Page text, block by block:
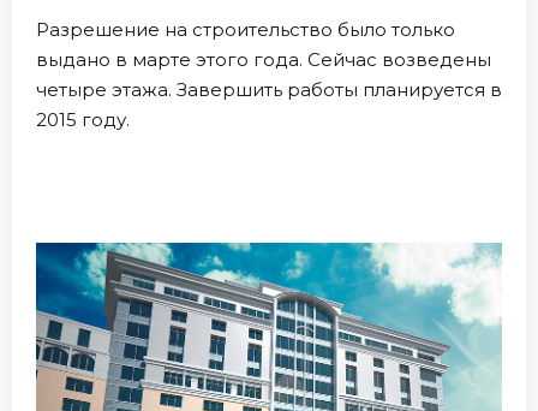
Разрешение на строительство было только
выдано в марте этого года. Сейчас возведены
четыре этажа. Завершить работы планируется в
2015 году.